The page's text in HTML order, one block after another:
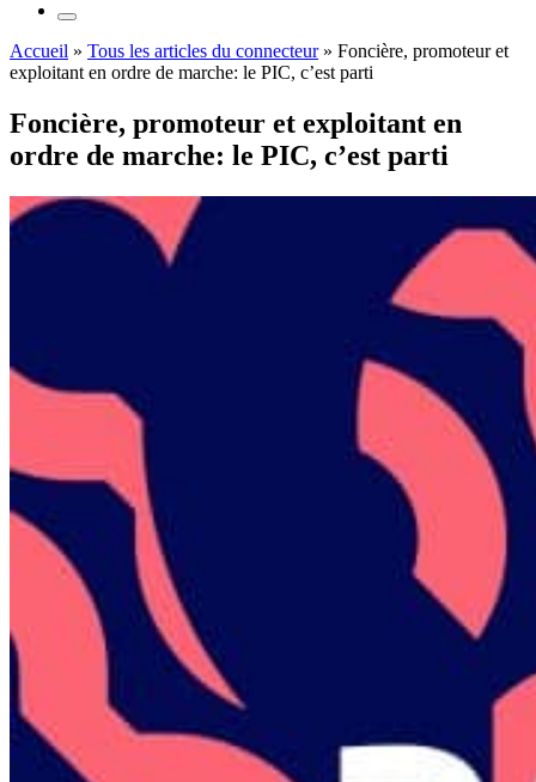
Accueil » Tous les articles du connecteur» Foncière, promoteur et
exploitant en ordre de marche: le PIC, c’est parti
Foncière, promoteur et exploitant en
ordre de marche: le PIC, c’est parti